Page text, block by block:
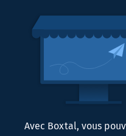
Avec Boxtal, vous